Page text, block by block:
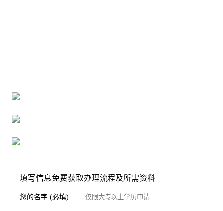
填写信息免费获取办理流程及所需资料
您的名字 (必填)